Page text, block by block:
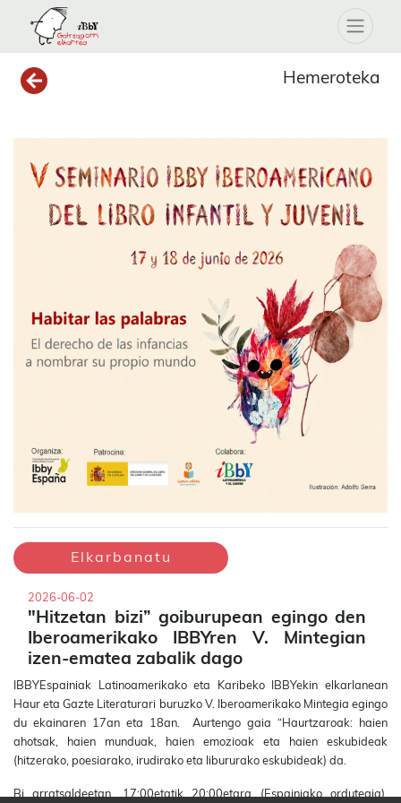
Hemeroteka
Elkarbanatu
2026-06-02
"Hitzetan bizi” goiburupean egingo den
Iberoamerikako IBBYren V. Mintegian
izen-ematea zabalik dago
IBBYEspainiak Latinoamerikako eta Karibeko IBBYekin elkarlanean
Haur eta Gazte Literaturari buruzko V. Iberoamerikako Mintegia egingo
du ekainaren 17an eta 18an. Aurtengo gaia “Haurtzaroak: haien
ahotsak, haien munduak, haien emozioak eta haien eskubideak
(hitzerako, poesiarako, irudirako eta libururako eskubideak) da.
Bi arratsaldeetan, 17:00etatik 20:00etara (Espainiako ordutegia),